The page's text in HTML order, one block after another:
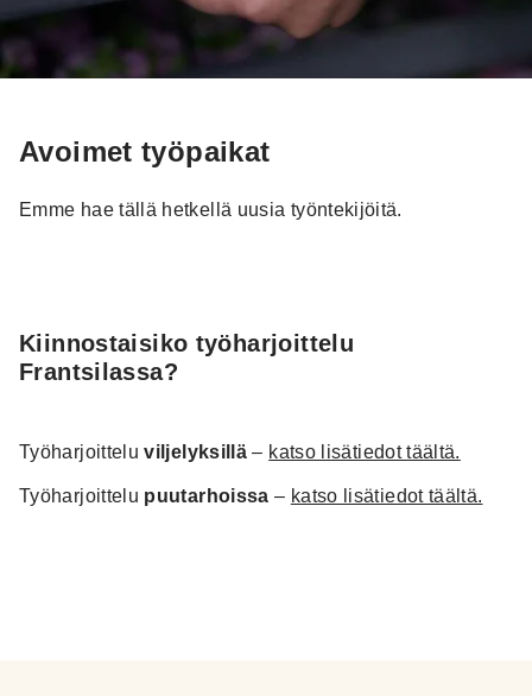
Avoimet työpaikat
Emme hae tällä hetkellä uusia työntekijöitä.
Kiinnostaisiko työharjoittelu
Frantsilassa?
Työharjoitteluviljelyksillä – katso lisätiedot täältä.
Työharjoittelu puutarhoissa – katso lisätiedot täältä.